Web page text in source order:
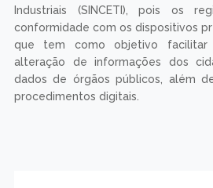
Industriais (SINCETI), pois os
conformidade com os dispositivos
que tem como objetivo
alteração de informações dos
dados de órgãos públicos, além
procedimentos digitais.